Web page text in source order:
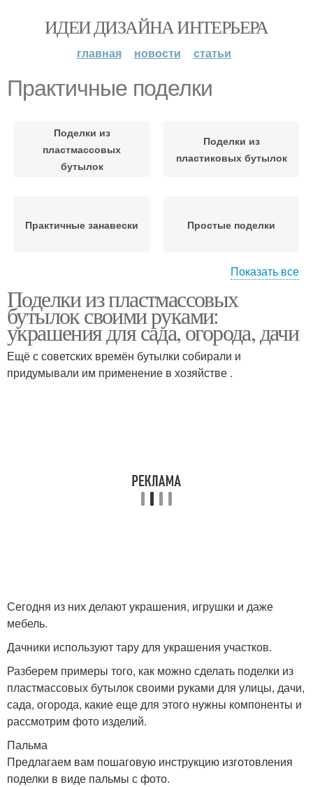
ИДЕИ ДИЗАЙНА ИНТЕРЬЕРА
главная новости статьи
Практичные поделки
Поделки из
пластмассовых
бутылок
Поделки из
пластиковых бутылок
Практичные занавески Простые поделки
Поделки из бутылок Поделки для сада
Поделка из
Полезные поделки
Показать все
Поделки из пластмассовых
бутылок своими руками:
украшения для сада, огорода, дачи
Ещё с советских времён бутылки собирали и
придумывали им применение в хозяйстве .
Сегодня из них делают украшения, игрушки и даже
мебель.
Дачники используют тару для украшения участков.
Разберем примеры того, как можно сделать поделки из
пластмассовых бутылок своими руками для улицы, дачи,
сада, огорода, какие еще для этого нужны компоненты и
рассмотрим фото изделий.
Пальма
Предлагаем вам пошаговую инструкцию изготовления
поделки в виде пальмы с фото.